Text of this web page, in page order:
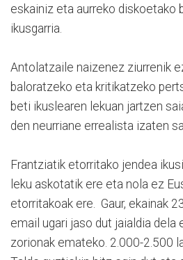
eskainiz eta aurreko diskoetako
ikusgarria.
Antolatzaile naizenez ziurrenik
baloratzeko eta kritikatzeko
beti ikuslearen lekuan jartzen
den neurriane errealista izaten
Frantziatik etorritako jendea
leku askotatik ere eta nola ez
etorritakoak ere. Gaur, ekainak
email ugari jaso dut jaialdia dela
zorionak emateko. 2.000-2.500